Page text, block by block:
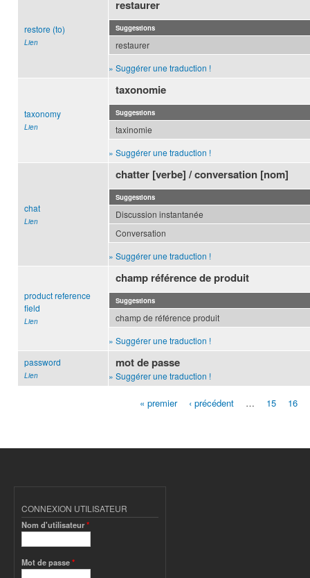
restore (to)
Lien
restaurer
Suggestions
restaurer
» Suggérer une traduction !
taxonomy
Lien
taxonomie
Suggestions
taxinomie
» Suggérer une traduction !
chat
Lien
chatter [verbe] / conversation [nom]
Suggestions
Discussion instantanée
Conversation
» Suggérer une traduction !
product reference
field
Lien
champ référence de produit
Suggestions
champ de référence produit
» Suggérer une traduction !
password
Lien
mot de passe
» Suggérer une traduction !
« premier ‹ précédent … 15 16
CONNEXION UTILISATEUR
Nom d'utilisateur*
Mot de passe*